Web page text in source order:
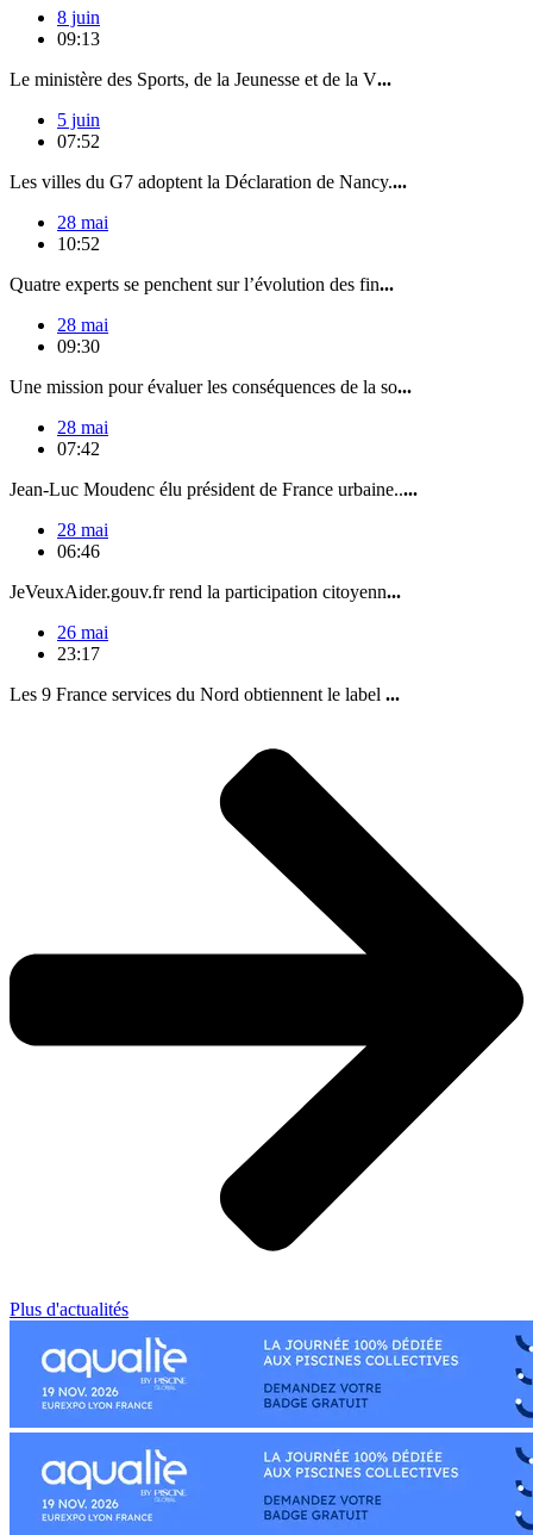
8 juin
09:13
Le ministère des Sports, de la Jeunesse et de la V...
5 juin
07:52
Les villes du G7 adoptent la Déclaration de Nancy....
28 mai
10:52
Quatre experts se penchent sur l’évolution des fin...
28 mai
09:30
Une mission pour évaluer les conséquences de la so...
28 mai
07:42
Jean-Luc Moudenc élu président de France urbaine.....
28 mai
06:46
JeVeuxAider.gouv.fr rend la participation citoyenn...
26 mai
23:17
Les 9 France services du Nord obtiennent le label ...
Plus d'actualités